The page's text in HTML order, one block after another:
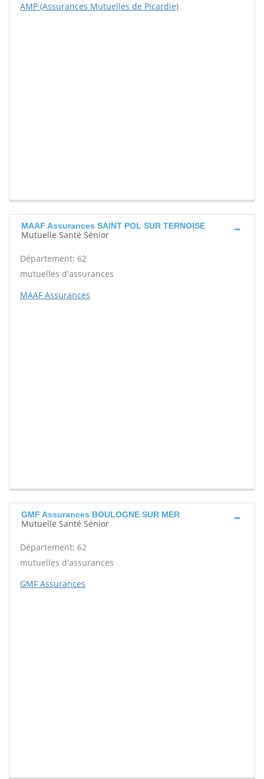
AMP (Assurances Mutuelles de Picardie)
MAAF Assurances SAINT POL SUR TERNOISE
Mutuelle Santé Sénior
Département: 62
mutuelles d'assurances
MAAF Assurances
GMF Assurances BOULOGNE SUR MER
Mutuelle Santé Sénior
Département: 62
mutuelles d'assurances
GMF Assurances